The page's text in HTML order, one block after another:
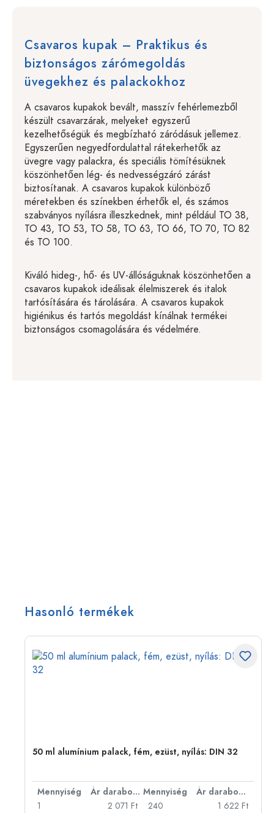
Csavaros kupak – Praktikus és
biztonságos zárómegoldás
üvegekhez és palackokhoz
A csavaros kupakok bevált, masszív fehérlemezből
készült csavarzárak, melyeket egyszerű
kezelhetőségük és megbízható záródásuk jellemez.
Egyszerűen negyedfordulattal rátekerhetők az
üvegre vagy palackra, és speciális tömítésüknek
köszönhetően lég- és nedvességzáró zárást
biztosítanak. A csavaros kupakok különböző
méretekben és színekben érhetők el, és számos
szabványos nyílásra illeszkednek, mint például TO 38,
TO 43, TO 53, TO 58, TO 63, TO 66, TO 70, TO 82
és TO 100.
Kiváló hideg-, hő- és UV-állóságuknak köszönhetően a
csavaros kupakok ideálisak élelmiszerek és italok
tartósítására és tárolására. A csavaros kupakok
higiénikus és tartós megoldást kínálnak termékei
biztonságos csomagolására és védelmére.
Hasonló termékek
50 ml alumínium palack, fém, ezüst, nyílás: DIN 32
Mennyiség Ár darabonként Mennyiség
Ár darabonként
1
2 071 Ft
240
1 622 Ft